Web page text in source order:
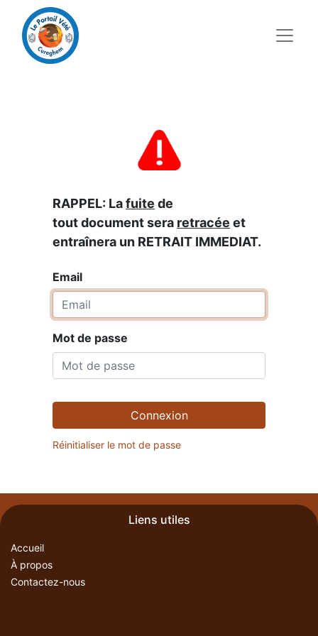
RAPPEL: Lafuite de
tout document sera retracée et
entraînera un RETRAIT IMMEDIAT.
Email
Mot de passe
Connexion
Réinitialiser le mot de passe
Liens utiles
Accueil
À propos
Contactez-nous